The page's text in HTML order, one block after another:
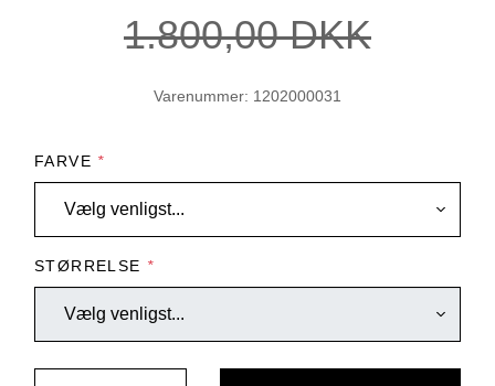
1.800,00 DKK
Varenummer: 1202000031
FARVE *
STØRRELSE *